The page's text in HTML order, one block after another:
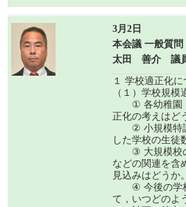
3月2日
本会議 一般質問
太田 善介 議
１ 学校適正化に
（１）学校規
① 各幼稚園・
正化の考えはど
② 小規模特認
した学校の生徒
③ 大規模校の
などの関連を含
見込みはどうか。
④ 今後の学校
て，いつどのよ